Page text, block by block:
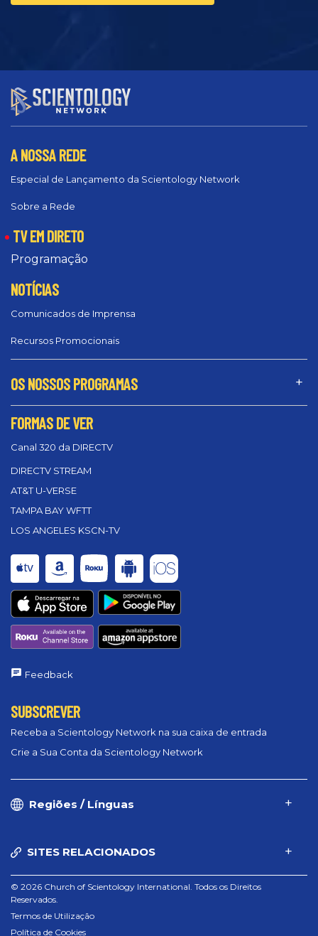
A NOSSA REDE
Especial de Lançamento da Scientology Network
Sobre a Rede
TV EM DIRETO
Programação
NOTÍCIAS
Comunicados de Imprensa
Recursos Promocionais
OS NOSSOS PROGRAMAS
FORMAS DE VER
Canal 320 da DIRECTV
DIRECTV STREAM
AT&T U-VERSE
TAMPA BAY WFTT
LOS ANGELES KSCN-TV
Feedback
SUBSCREVER
Receba a Scientology Network na sua caixa de entrada
Crie a Sua Conta da Scientology Network
Regiões / Línguas
SITES RELACIONADOS
© 2026 Church of Scientology International. Todos os Direitos
Reservados.
Termos de Utilização
Política de Cookies